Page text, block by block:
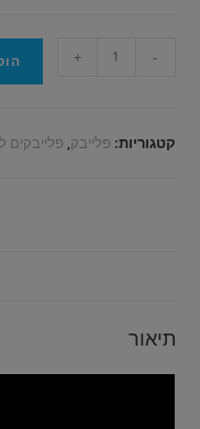
-
+
קטגוריות: פלייבק פלייבקים
תיאור